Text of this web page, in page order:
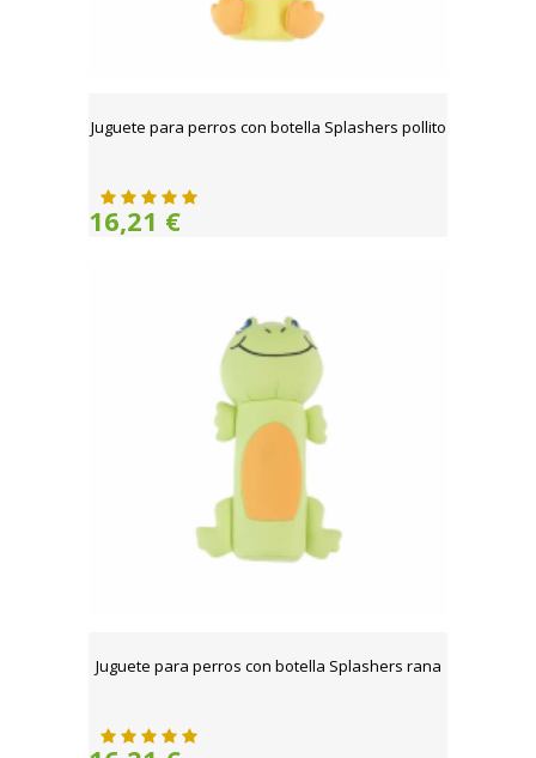
Juguete para perros con botella Splashers pollito
16,21 €
Juguete para perros con botella Splashers rana